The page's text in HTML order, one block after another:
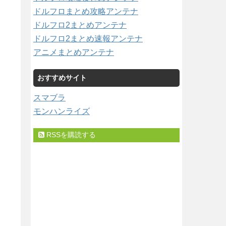
ドルフロまとめ攻略アンテナ
ドルフロ2まとめアンテナ
ドルフロ2まとめ速報アンテナ
アニメまとめアンテナ
おすすめサイト
スマブラ
モンハンライズ
RSSを購読する